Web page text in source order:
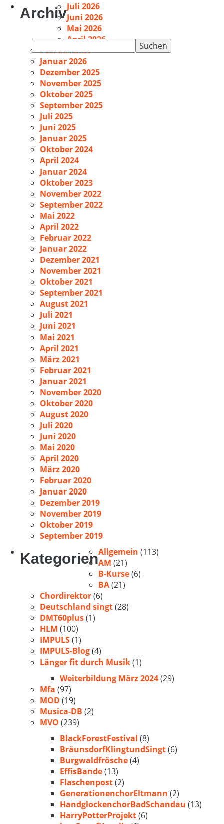
nach:
ArchivJuli 2026
Juni 2026
Mai 2026
April 2026
Februar 2026
Januar 2026
Dezember 2025
November 2025
Oktober 2025
September 2025
Juli 2025
Juni 2025
Januar 2025
Oktober 2024
April 2024
Januar 2024
Oktober 2023
November 2022
September 2022
Mai 2022
April 2022
Februar 2022
Januar 2022
Dezember 2021
November 2021
Oktober 2021
September 2021
August 2021
Juli 2021
Juni 2021
Mai 2021
April 2021
März 2021
Februar 2021
Januar 2021
November 2020
Oktober 2020
August 2020
Juli 2020
Juni 2020
Mai 2020
April 2020
März 2020
Februar 2020
Januar 2020
Dezember 2019
November 2019
Oktober 2019
September 2019
KategorienAllgemein (113)
AM (21)
B-Kurse(6)
BA(21)
Chordirektor(6)
Deutschland singt(28)
DMT60plus(1)
HLM (100)
IMPULS(1)
IMPULS-Blog(4)
Länger fit durch Musik(1)
Weiterbildung März 2024(29)
Mfa (97)
MOD (19)
Musica-DB (2)
MVO (239)
BlackForestFestival (8)
BräunsdorfKlingtundSingt(6)
Burgwaldfrösche(4)
EffisBande(13)
Flaschenpost(2)
GenerationenchorEltmann (2)
HandglockenchorBadSchandau (13)
HarryPotterProjekt(6)